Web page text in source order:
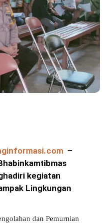
–
kegiatan
Lingkungan
dan Pemurnian